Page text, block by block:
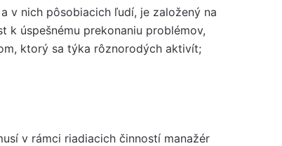
v nich pôsobiacich ľudí, je založený na
k úspešnému prekonaniu problémov,
ktorý sa týka rôznorodých aktivít;
v rámci riadiacich činností manažér